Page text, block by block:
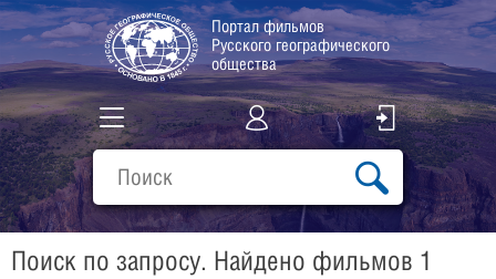
Портал фильмов
Русского географического
общества
Все фильмы
Подборки
О проекте
Поиск по запросу. Найдено фильмов 1